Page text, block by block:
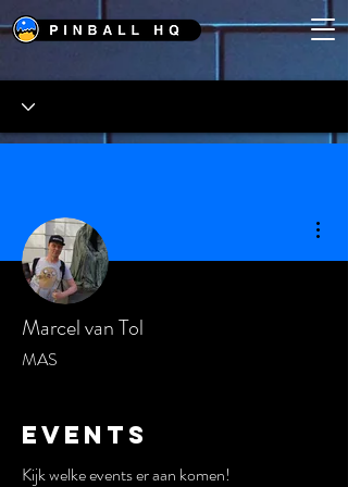
Marcel van Tol
MAS
Events
Kijk welke events er aan komen!